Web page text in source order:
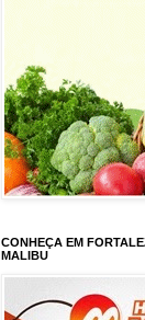
CONHEÇA EM
MALIBU